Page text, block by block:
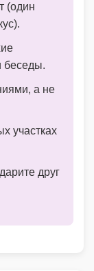
(один
беседы.
а не
участках
друг